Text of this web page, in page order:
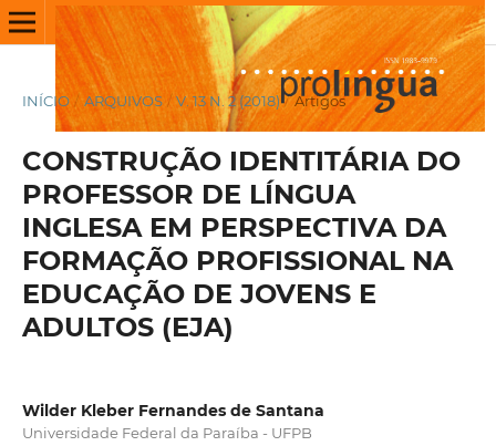
INÍCIO / ARQUIVOS / V. 13 N. 2 (2018) / Artigos
CONSTRUÇÃO IDENTITÁRIA DO
PROFESSOR DE LÍNGUA
INGLESA EM PERSPECTIVA DA
FORMAÇÃO PROFISSIONAL NA
EDUCAÇÃO DE JOVENS E
ADULTOS (EJA)
Wilder Kleber Fernandes de Santana
Universidade Federal da Paraíba - UFPB